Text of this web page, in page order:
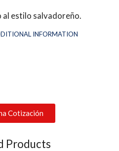
al estilo salvadoreño.
INFORMATION
Cotización
Products